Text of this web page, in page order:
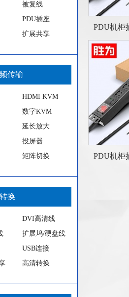
被复线
PDU插座
扩展共享
传输
HDMI KVM
数字KVM
延长放大
投屏器
矩阵切换
换
DVI高清线
扩展坞/硬盘线
USB连接
高清转换
PDU机柜
PDU机柜